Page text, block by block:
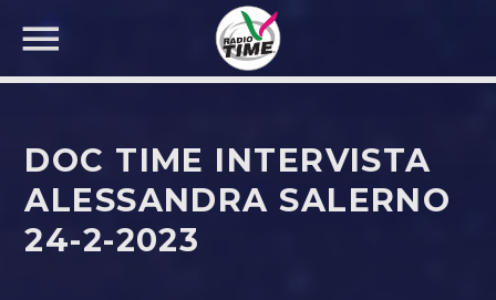
CERCA NEL SITO WEB:
DOC TIME INTERVISTA
ALESSANDRA SALERNO
24-2-2023